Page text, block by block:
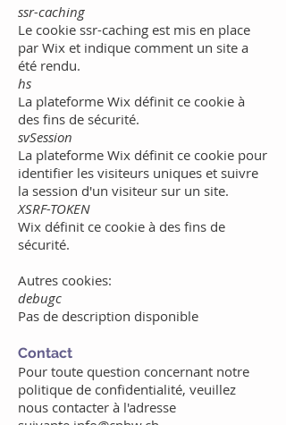
ssr-caching
Le cookie ssr-caching est mis en place
par Wix et indique comment un site a
été rendu.
hs
La plateforme Wix définit ce cookie à
des fins de sécurité.
svSession
La plateforme Wix définit ce cookie pour
identifier les visiteurs uniques et suivre
la session d'un visiteur sur un site.
XSRF-TOKEN
Wix définit ce cookie à des fins de
sécurité.
Autres cookies:
debugc
Pas de description disponible
Contact
Pour toute question concernant notre
politique de confidentialité, veuillez
nous contacter à l'adresse